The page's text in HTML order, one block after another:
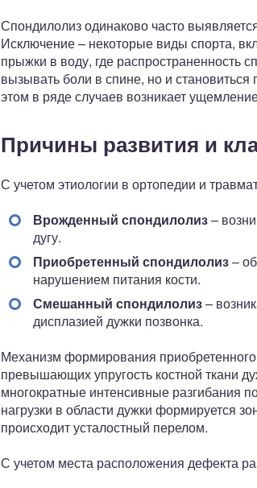
Спондилолиз одинаково часто
Исключение – некоторые виды спорта,
прыжки в воду, где распространенность
вызывать боли в спине, но и
этом в ряде случаев возникает
Причины развития и
С учетом этиологии в ортопедии и
Врожденный спондилолиз–
дугу.
Приобретенный спондилолиз–
нарушением питания кости.
Смешанный спондилолиз–
дисплазией дужки позвонка.
Механизм формирования
превышающих упругость костной ткани
многократные интенсивные разгибания
нагрузки в области дужки формируется
происходит усталостный перелом.
С учетом места расположения дефекта